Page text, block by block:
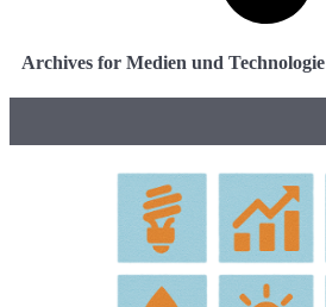
Archives for Medien und Technologie